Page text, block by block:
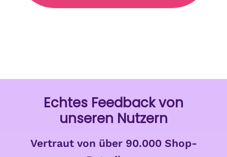
Echtes Feedback von
unseren Nutzern
Vertraut von über 90.000 Shop-